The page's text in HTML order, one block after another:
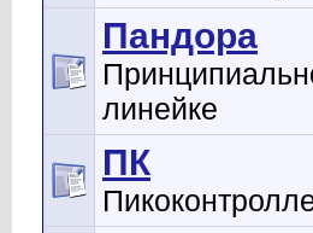
Пандора
линейке
ПК